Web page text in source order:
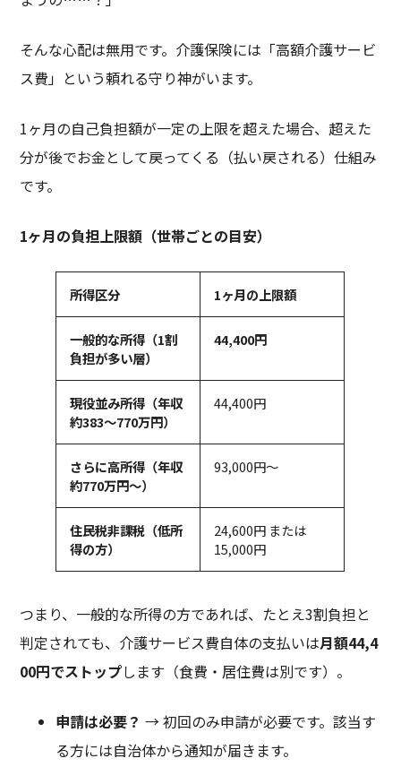
そんな心配は無用です。介護保険には「高額介護サービ
ス費」という頼れる守り神がいます。
1ヶ月の自己負担額が一定の上限を超えた場合、超えた
分が後でお金として戻ってくる（払い戻される）仕組み
です。
1ヶ月の負担上限額（世帯ごとの目安）
所得区分 1ヶ月の上限額
一般的な所得（1割
負担が多い層）
44,400円
現役並み所得（年収
約383～770万円）
44,400円
さらに高所得（年収
約770万円～）
93,000円～
住民税非課税（低所
得の方）
24,600円 または
15,000円
つまり、一般的な所得の方であれば、たとえ3割負担と
判定されても、介護サービス費自体の支払いは月額44,4
00円でストップします（食費・居住費は別です）。
申請は必要？ → 初回のみ申請が必要です。該当す
る方には自治体から通知が届きます。